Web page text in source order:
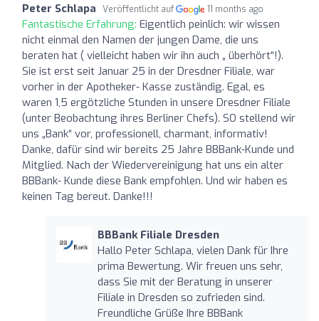
Peter Schlapa Veröffentlicht auf 11 months ago
Fantastische Erfahrung: Eigentlich peinlich: wir wissen
nicht einmal den Namen der jungen Dame, die uns
beraten hat ( vielleicht haben wir ihn auch „ überhört“!).
Sie ist erst seit Januar 25 in der Dresdner Filiale, war
vorher in der Apotheker- Kasse zuständig. Egal, es
waren 1,5 ergötzliche Stunden in unsere Dresdner Filiale
(unter Beobachtung ihres Berliner Chefs). SO stellend wir
uns „Bank“ vor, professionell, charmant, informativ!
Danke, dafür sind wir bereits 25 Jahre BBBank-Kunde und
Mitglied. Nach der Wiedervereinigung hat uns ein alter
BBBank- Kunde diese Bank empfohlen. Und wir haben es
keinen Tag bereut. Danke!!!
BBBank Filiale Dresden
Hallo Peter Schlapa, vielen Dank für Ihre
prima Bewertung. Wir freuen uns sehr,
dass Sie mit der Beratung in unserer
Filiale in Dresden so zufrieden sind.
Freundliche Grüße Ihre BBBank